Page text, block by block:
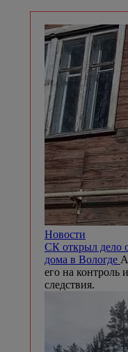
Новости
СК открыл дело
дома в Вологде
его на контроль
следствия.